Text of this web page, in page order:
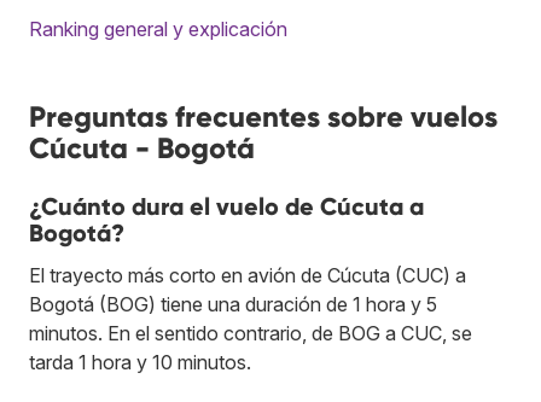
Ranking general y explicación
Preguntas frecuentes sobre vuelos
Cúcuta - Bogotá
¿Cuánto dura el vuelo de Cúcuta a
Bogotá?
El trayecto más corto en avión de Cúcuta (CUC) a
Bogotá (BOG) tiene una duración de 1 hora y 5
minutos. En el sentido contrario, de BOG a CUC, se
tarda 1 hora y 10 minutos.